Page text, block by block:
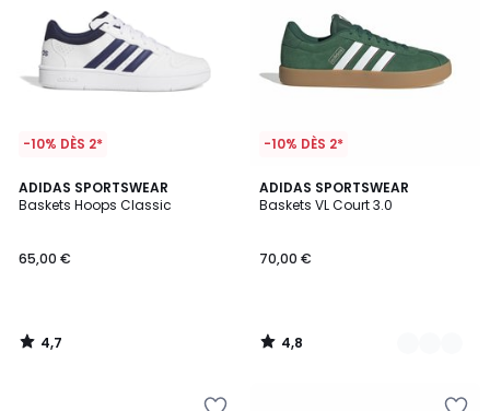
-10% DÈS 2*
ADIDAS SPORTSWEAR
Baskets Hoops Classic
65,00 €
4,7
/ 5
4,7
/
-10% DÈS 2*
ADIDAS SPORTSWEAR
Baskets VL Court 3.0
70,00 €
4,8
/ 5
2
Couleurs
4,8
/